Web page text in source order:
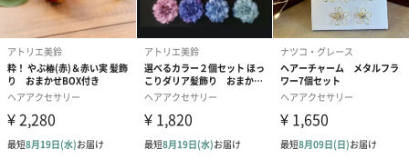
【三代目板金屋】は女性のチームで企画・運営。
「どんなデザインが喜ばれるだろう？」
「より使いやすいのは、どんな形だろう？」
使う方の気持ちに寄り添って、日々研究を重ねています。
ギフトとしても大人気の「KANZASHI」シリーズです。